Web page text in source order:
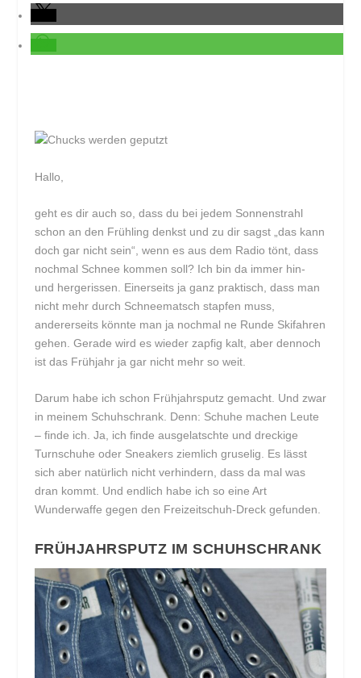
Hallo,
geht es dir auch so, dass du bei jedem Sonnenstrahl
schon an den Frühling denkst und zu dir sagst „das kann
doch gar nicht sein“, wenn es aus dem Radio tönt, dass
nochmal Schnee kommen soll? Ich bin da immer hin-
und hergerissen. Einerseits ja ganz praktisch, dass man
nicht mehr durch Schneematsch stapfen muss,
andererseits könnte man ja nochmal ne Runde Skifahren
gehen. Gerade wird es wieder zapfig kalt, aber dennoch
ist das Frühjahr ja gar nicht mehr so weit.
Darum habe ich schon Frühjahrsputz gemacht. Und zwar
in meinem Schuhschrank. Denn: Schuhe machen Leute
– finde ich. Ja, ich finde ausgelatschte und dreckige
Turnschuhe oder Sneakers ziemlich gruselig. Es lässt
sich aber natürlich nicht verhindern, dass da mal was
dran kommt. Und endlich habe ich so eine Art
Wunderwaffe gegen den Freizeitschuh-Dreck gefunden.
FRÜHJAHRSPUTZ IM SCHUHSCHRANK